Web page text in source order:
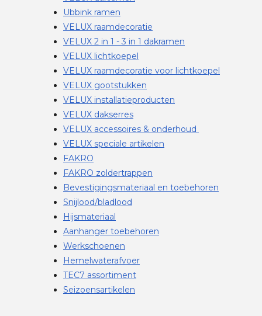
Ubbink ramen
VELUX raamdecoratie
VELUX 2 in 1 - 3 in 1 dakramen
VELUX lichtkoepel
VELUX raamdecoratie voor lichtkoepel
VELUX gootstukken
VELUX installatieproducten
VELUX dakserres
VELUX accessoires & onderhoud
VELUX speciale artikelen
FAKRO
FAKRO zoldertrappen
Bevestigingsmateriaal en toebehoren
Snijlood/bladlood
Hijsmateriaal
Aanhanger toebehoren
Werkschoenen
Hemelwaterafvoer
TEC7 assortiment
Seizoensartikelen